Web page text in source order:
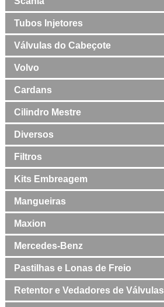
Tubos Injetores
Válvulas do Cabeçote
Volvo
Cardans
Cilindro Mestre
Diversos
Filtros
Kits Embreagem
Mangueiras
Maxion
Mercedes-Benz
Pastilhas e Lonas de Freio
Retentor e Vedadores de Válvulas